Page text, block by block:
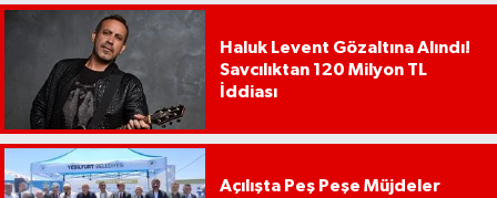
Haluk Levent Gözaltına Alındı!
Savcılıktan 120 Milyon TL
İddiası
Açılışta Peş Peşe Müjdeler